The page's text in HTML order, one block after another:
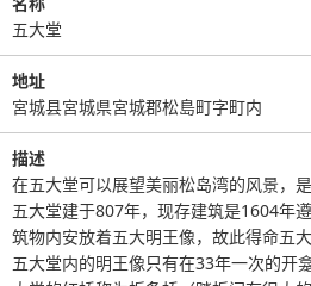
五大堂
地址
宮城县宮城県宮城郡松島町字町内
描述
在五大堂可以展望美丽松岛湾的风景，
五大堂建于807年，现存建筑是1604年
筑物内安放着五大明王像，故此得命五大
五大堂内的明王像只有在33年一次的开